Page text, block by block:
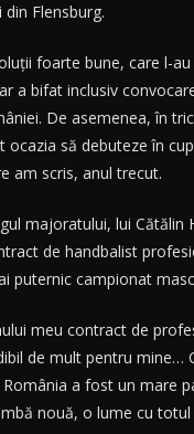
Flensburg.
foarte bune, care l-
a bifat inclusiv
De asemenea, în
ocazia să debuteze în
am scris, anul trecut.
majoratului, lui Cătălin
de handbalist
puternic campionat
meu contract de
de mult pentru mine…
a fost un mare
nouă, o lume cu